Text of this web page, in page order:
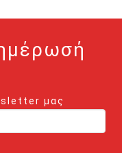
μας